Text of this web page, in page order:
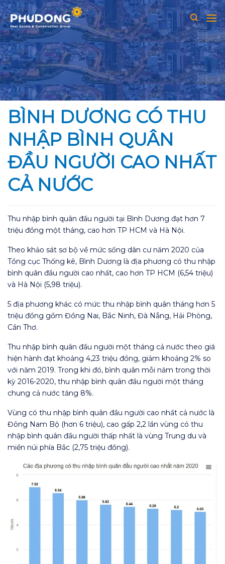
Skip
to
content
BÌNH DƯƠNG CÓ THU
NHẬP BÌNH QUÂN
ĐẦU NGƯỜI CAO NHẤT
CẢ NƯỚC
Thu nhập bình quân đầu người tại Bình Dương đạt hơn 7
triệu đồng một tháng, cao hơn TP HCM và Hà Nội.
Theo khảo sát sơ bộ về mức sống dân cư năm 2020 của
Tổng cục Thống kê, Bình Dương là địa phương có thu nhập
bình quân đầu người cao nhất, cao hơn TP HCM (6,54 triệu)
và Hà Nội (5,98 triệu).
5 địa phương khác có mức thu nhập bình quân tháng hơn 5
triệu đồng gồm Đồng Nai, Bắc Ninh, Đà Nẵng, Hải Phòng,
Cần Thơ.
Thu nhập bình quân đầu người một tháng cả nước theo giá
hiện hành đạt khoảng 4,23 triệu đồng, giảm khoảng 2% so
với năm 2019. Trong khi đó, bình quân mỗi năm trong thời
kỳ 2016-2020, thu nhập bình quân đầu người một tháng
chung cả nước tăng 8%.
Vùng có thu nhập bình quân đầu người cao nhất cả nước là
Đông Nam Bộ (hơn 6 triệu), cao gấp 2,2 lần vùng có thu
nhập bình quân đầu người thấp nhất là vùng Trung du và
miền núi phía Bắc (2,75 triệu đồng).